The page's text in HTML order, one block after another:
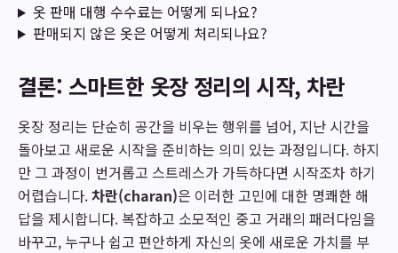
옷 판매 대행 수수료는 어떻게 되나요?
판매되지 않은 옷은 어떻게 처리되나요?
결론: 스마트한 옷장 정리의 시작, 차란
옷장 정리는 단순히 공간을 비우는 행위를 넘어, 지난 시간을
돌아보고 새로운 시작을 준비하는 의미 있는 과정입니다. 하지
만 그 과정이 번거롭고 스트레스가 가득하다면 시작조차 하기
어렵습니다.차란(charan)은 이러한 고민에 대한 명쾌한 해
답을 제시합니다. 복잡하고 소모적인 중고 거래의 패러다임을
바꾸고, 누구나 쉽고 편안하게 자신의 옷에 새로운 가치를 부